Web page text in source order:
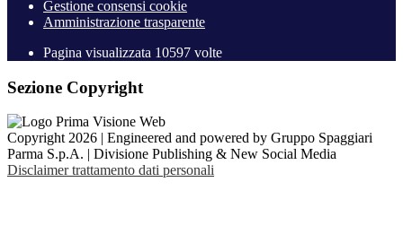
Gestione consensi cookie
Amministrazione trasparente
Pagina visualizzata 10597 volte
Sezione Copyright
Copyright 2026 | Engineered and powered by Gruppo Spaggiari
Parma S.p.A. | Divisione Publishing & New Social Media
Disclaimer trattamento dati personali